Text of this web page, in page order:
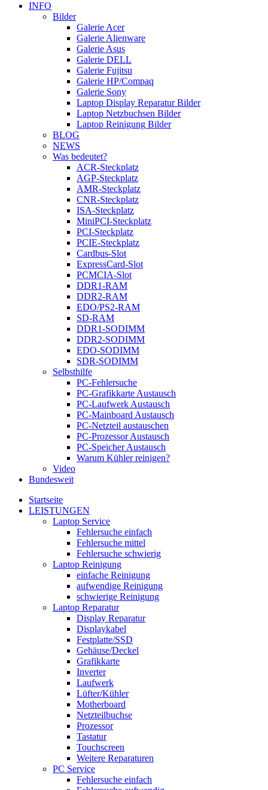
INFO
Bilder
Galerie Acer
Galerie Alienware
Galerie Asus
Galerie DELL
Galerie Fujitsu
Galerie HP/Compaq
Galerie Sony
Laptop Display Reparatur Bilder
Laptop Netzbuchsen Bilder
Laptop Reinigung Bilder
BLOG
NEWS
Was bedeutet?
ACR-Steckplatz
AGP-Steckplatz
AMR-Steckplatz
CNR-Steckplatz
ISA-Steckplatz
MiniPCI-Steckplatz
PCI-Steckplatz
PCIE-Steckplatz
Cardbus-Slot
ExpressCard-Slot
PCMCIA-Slot
DDR1-RAM
DDR2-RAM
EDO/PS2-RAM
SD-RAM
DDR1-SODIMM
DDR2-SODIMM
EDO-SODIMM
SDR-SODIMM
Selbsthilfe
PC-Fehlersuche
PC-Grafikkarte Austausch
PC-Laufwerk Austausch
PC-Mainboard Austausch
PC-Netzteil austauschen
PC-Prozessor Austausch
PC-Speicher Austausch
Warum Kühler reinigen?
Video
Bundesweit
Startseite
LEISTUNGEN
Laptop Service
Fehlersuche einfach
Fehlersuche mittel
Fehlersuche schwierig
Laptop Reinigung
einfache Reinigung
aufwendige Reinigung
schwierige Reinigung
Laptop Reparatur
Display Reparatur
Displaykabel
Festplatte/SSD
Gehäuse/Deckel
Grafikkarte
Inverter
Laufwerk
Lüfter/Kühler
Motherboard
Netzteilbuchse
Prozessor
Tastatur
Touchscreen
Weitere Reparaturen
PC Service
Fehlersuche einfach